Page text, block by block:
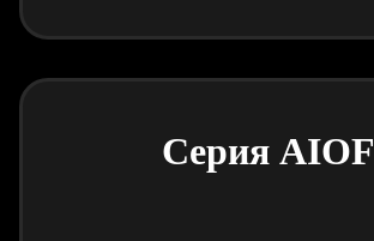
Серия AIOF